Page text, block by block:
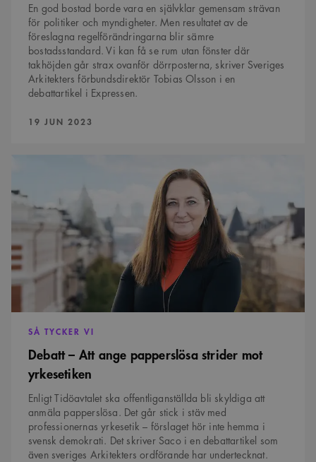
En god bostad borde vara en självklar gemensam strävan
för politiker och myndigheter. Men resultatet av de
föreslagna regelförändringarna blir sämre
bostadsstandard. Vi kan få se rum utan fönster där
takhöjden går strax ovanför dörrposterna, skriver Sveriges
Arkitekters förbundsdirektör Tobias Olsson i en
debattartikel i Expressen.
PUBLICERAD:
19 JUN 2023
ange
papperslösa
yrkesetiken
SÅ TYCKER VI
Debatt – Att ange papperslösa strider mot
yrkesetiken
Enligt Tidöavtalet ska offentlig­anställda bli skyldiga att
anmäla pappers­lösa. Det går stick i stäv med
professionernas yrkesetik – förslaget hör inte hemma i
svensk demokrati. Det skriver Saco i en debattartikel som
även sveriges Arkitekters ordförande har undertecknat.